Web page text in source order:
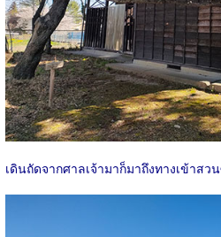
เดินถัดจากศาลเจ้ามาก็มาถึงทางเข้าสว